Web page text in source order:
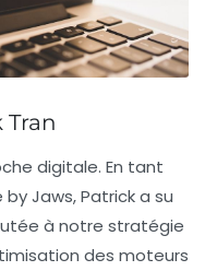
digitale. En tant
by Jaws, Patrick a su
à notre stratégie
des moteurs